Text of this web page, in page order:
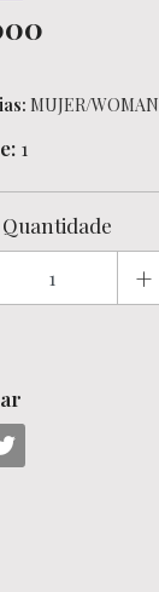
MUJER/WOMAN
1
Quantidade
+